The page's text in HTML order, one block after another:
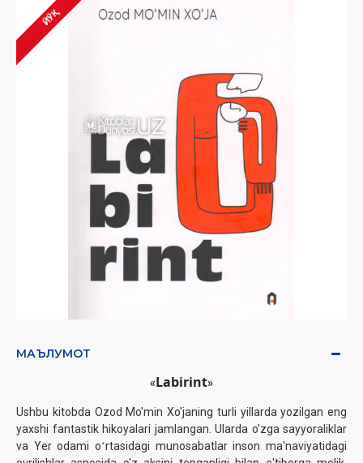
ЙЎҚ
МАЪЛУМОТ
«Labirint»
Ushbu kitobda Ozod Mo'min Хo'janing turli yillarda yozilgan eng
yaxshi fantastik hikoyalari jamlangan. Ularda o'zga sayyoraliklar
va Yer odami oʻrtasidagi munosabatlar inson ma'naviyatidagi